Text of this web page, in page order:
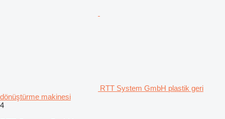
RTT System GmbH plastik geri
dönüştürme makinesi
4